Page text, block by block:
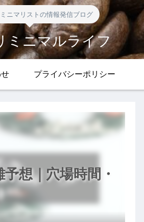
ニマリストの情報発信ブログ
ミニマルライフ
プライバシーポリシー
想｜穴場時間・